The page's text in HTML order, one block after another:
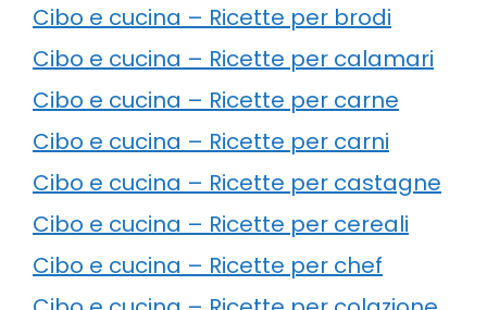
Cibo e cucina – Ricette per brodi
Cibo e cucina – Ricette per calamari
Cibo e cucina – Ricette per carne
Cibo e cucina – Ricette per carni
Cibo e cucina – Ricette per castagne
Cibo e cucina – Ricette per cereali
Cibo e cucina – Ricette per chef